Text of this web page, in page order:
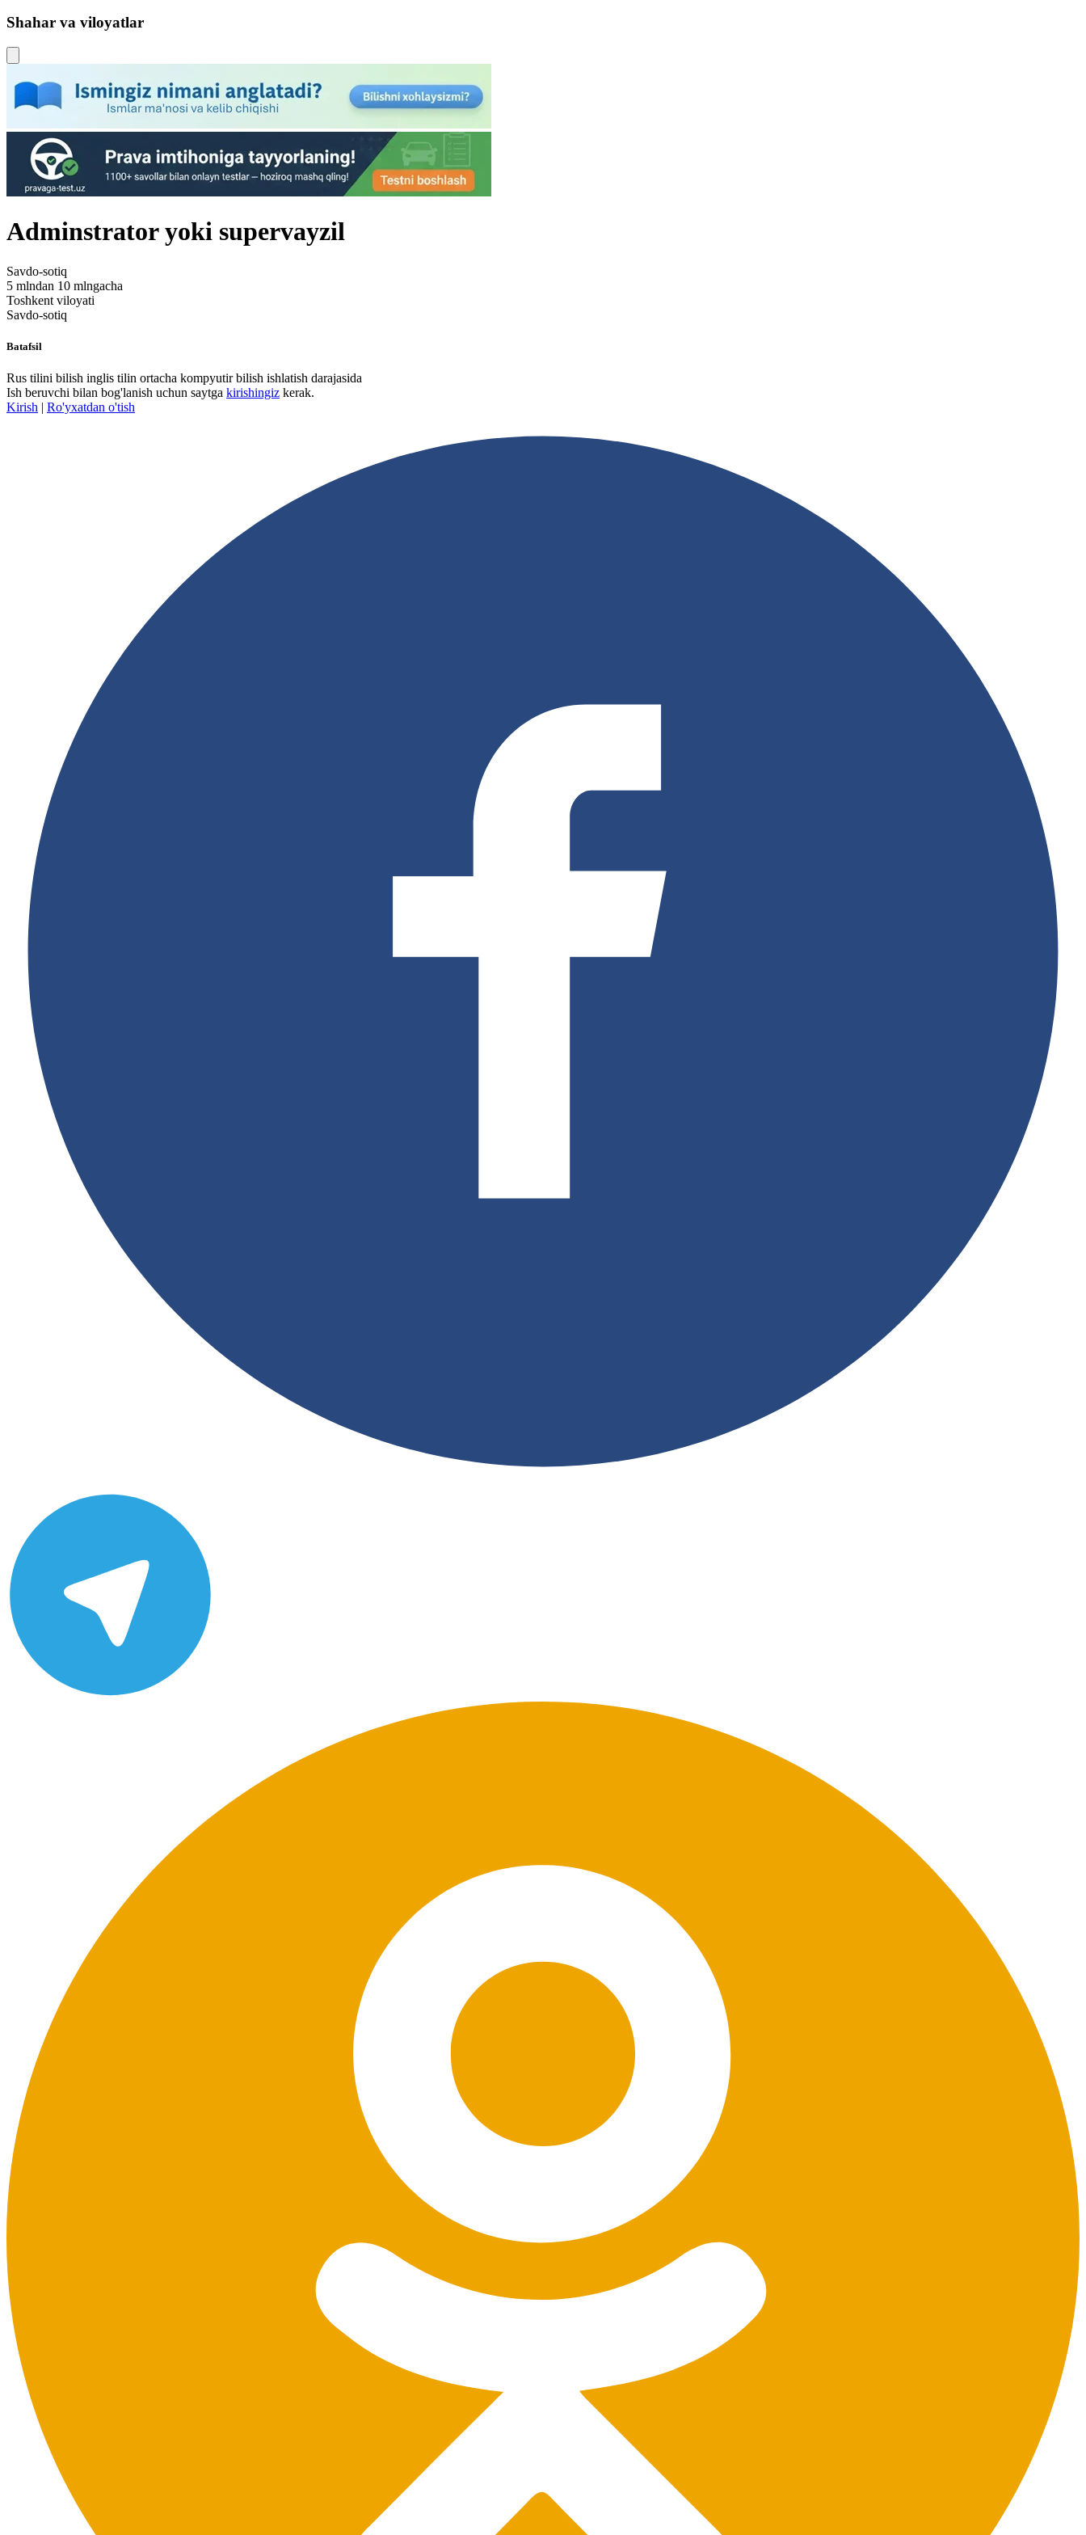
Shahar va viloyatlar
Adminstrator yoki supervayzil
Savdo-sotiq
5 mlndan 10 mlngacha
Toshkent viloyati
Savdo-sotiq
Batafsil
Rus tilini bilish inglis tilin ortacha kompyutir bilish ishlatish darajasida
Ish beruvchi bilan bog'lanish uchun saytga kirishingiz kerak.
Kirish | Ro'yxatdan o'tish